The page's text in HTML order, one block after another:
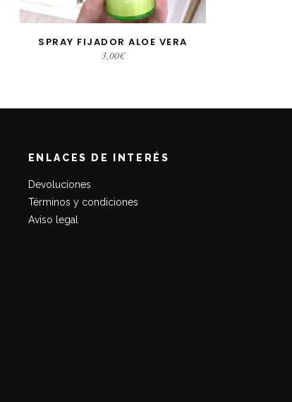
AÑADIR AL CARRITO
SPRAY FIJADOR ALOE VERA
3,00€
ENLACES DE INTERÉS
Devoluciones
Términos y condiciones
Aviso legal